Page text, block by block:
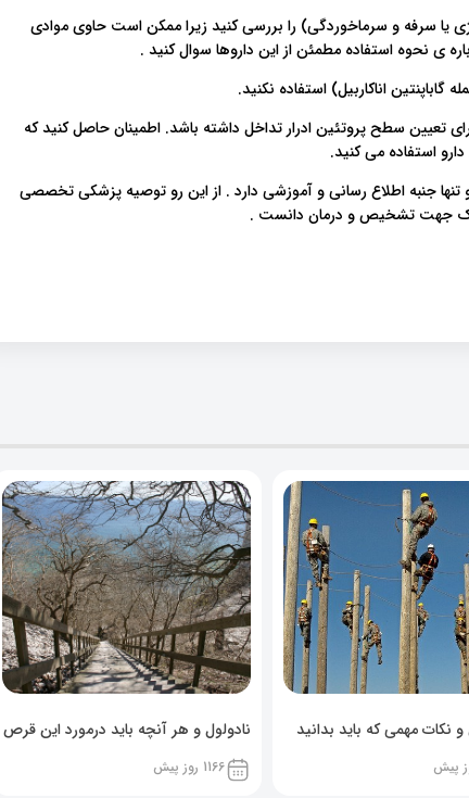
یا سرفه و سرماخوردگی) را بررسی کنید زیرا ممکن است حاوی موادی
ی نحوه استفاده مطمئن از این داروها سوال کنید .
گاباپنتین اناکاربیل) استفاده نکنید.
تعیین سطح پروتئین ادرار تداخل داشته باشد. اطمینان حاصل کنید که
استفاده می کنید.
جنبه اطلاع رسانی و آموزشی دارد . از این رو توصیه پزشکی تخصصی
جهت تشخیص و درمان دانست .
و نکات مهمی که باید بدانید
نادولول و هر آنچه باید درمورد این قرص
خوراکی بدانید!
1166 روز پیش